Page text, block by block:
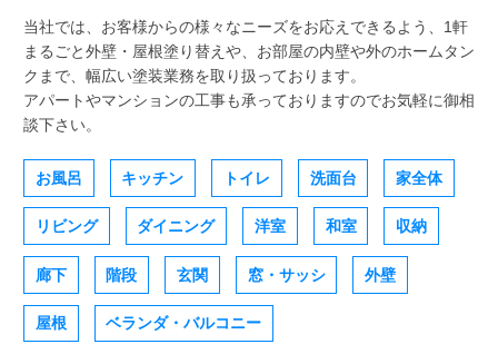
当社では、お客様からの様々なニーズをお応えできるよう、1軒
まるごと外壁・屋根塗り替えや、お部屋の内壁や外のホームタン
クまで、幅広い塗装業務を取り扱っております。
アパートやマンションの工事も承っておりますのでお気軽に御相
談下さい。
お風呂 キッチン トイレ 洗面台 家全体
リビング ダイニング 洋室 和室 収納
廊下 階段 玄関 窓・サッシ 外壁
屋根 ベランダ・バルコニー